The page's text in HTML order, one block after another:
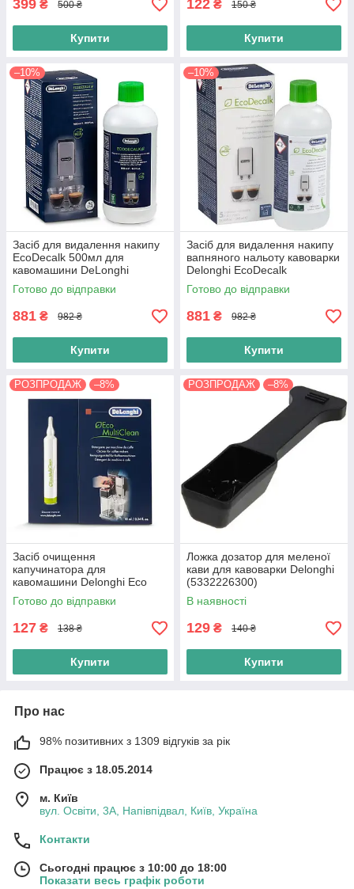
399 ₴ 500 ₴
Купити
122 ₴ 150 ₴
Купити
–10%
Засіб для видалення накипу
EcoDecalk 500мл для
кавомашини DeLonghi
(AS00006181) Оригінал
Готово до відправки
881 ₴ 982 ₴
Купити
–10%
Засіб для видалення накипу
вапняного нальоту кавоварки
Delonghi EcoDecalk
(5513296051)
Готово до відправки
881 ₴ 982 ₴
Купити
РОЗПРОДАЖ –8%
Засіб очищення
капучинатора для
кавомашини Delonghi Eco
MultiClean 10ML
(AS00000378) Оригінал
Готово до відправки
127 ₴ 138 ₴
Купити
РОЗПРОДАЖ –8%
Ложка дозатор для меленої
кави для кавоварки Delonghi
(5332226300)
В наявності
129 ₴ 140 ₴
Купити
Про нас
98% позитивних з 1309 відгуків за рік
Працює з 18.05.2014
м. Київ
вул. Освіти, 3А, Напівпідвал, Київ, Україна
Контакти
Сьогодні працює з 10:00 до 18:00
Показати весь графік роботи